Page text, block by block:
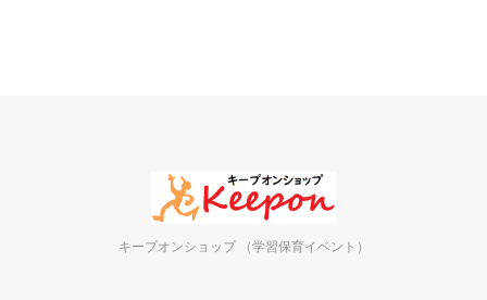
キープオンショップ （学習保育イベント）